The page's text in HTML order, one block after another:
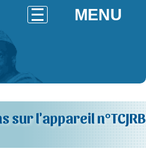
MENU
sur l'appareil n°TCJRB